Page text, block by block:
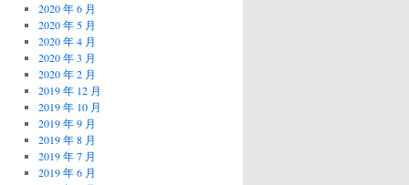
2020 年 6 月
2020 年 5 月
2020 年 4 月
2020 年 3 月
2020 年 2 月
2019 年 12 月
2019 年 10 月
2019 年 9 月
2019 年 8 月
2019 年 7 月
2019 年 6 月